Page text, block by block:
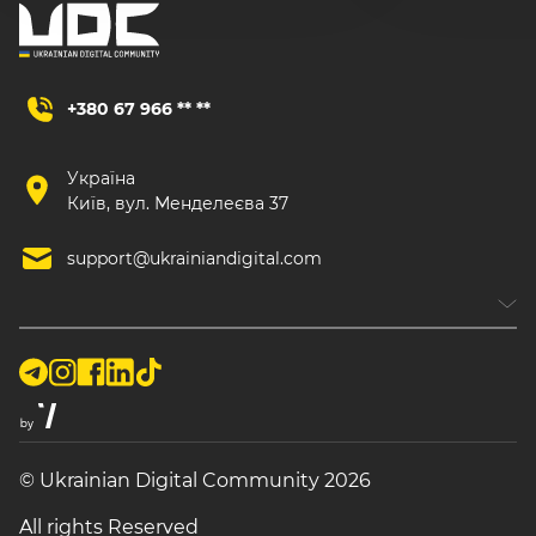
+380 67 966 ** **
Україна
Київ, вул. Менделеєва 37
support@ukrainiandigital.com
© Ukrainian Digital Community 2026
All rights Reserved